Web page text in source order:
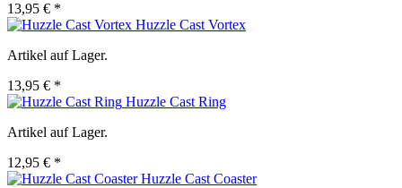
13,95 € *
Huzzle Cast Vortex
Artikel auf Lager.
13,95 € *
Huzzle Cast Ring
Artikel auf Lager.
12,95 € *
Huzzle Cast Coaster